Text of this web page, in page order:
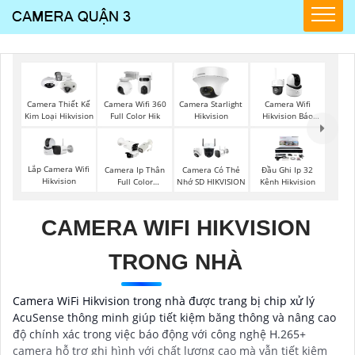
Camera Thiết Kế
Kim Loại Hikvision
Camera Wifi 360
Full Color Hik
Camera Starlight
Hikvision
Camera Wifi
Hikvision Báo
Lắp Camera Wifi
Hikvision
Camera Ip Thân
Full Color
Camera Có Thẻ
Nhớ SD HIKVISION
Đầu Ghi Ip 32
Kênh Hikvision
CAMERA WIFI HIKVISION
TRONG NHÀ
Camera WiFi Hikvision trong nhà được trang bị chip xử lý
AcuSense thông minh giúp tiết kiệm băng thông và nâng cao
độ chính xác trong việc báo động với công nghệ H.265+
camera hỗ trợ ghi hình với chất lượng cao mà vẫn tiết kiệm